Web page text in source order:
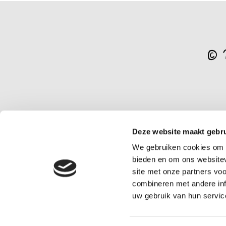
Deze website maakt
We gebruiken cookies
bieden en om ons
site met onze partners
combineren met andere
uw gebruik van hun
©